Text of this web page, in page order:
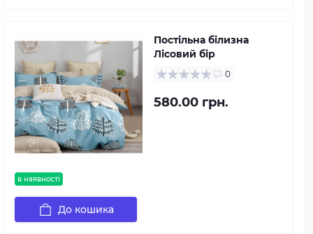
в наявності
Постільна білизна
Лісовий бір
0
580.00 грн.
До кошика